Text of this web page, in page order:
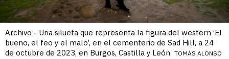
Archivo - Una silueta que representa la figura del western ‘El
bueno, el feo y el malo’, en el cementerio de Sad Hill, a 24
de octubre de 2023, en Burgos, Castilla y León. TOMÁS ALONSO